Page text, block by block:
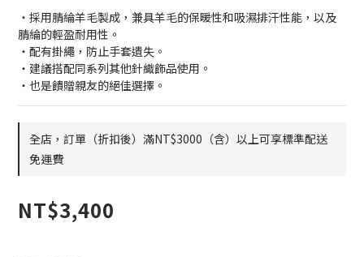
・採用腈綸羊毛製成，兼具羊毛的保暖性和吸濕排汗性能，以及
腈綸的輕盈耐用性。
・配有掛繩，防止手套遺失。
・建議搭配同系列其他針織飾品使用。
・也是饋贈親友的絕佳選擇。
全店，訂單（折扣後）滿NT$3000（含）以上可享標準配送
免運費
NT$3,400